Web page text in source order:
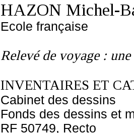
HAZON Michel-
Ecole française
Relevé de voyage :
INVENTAIRES ET
Cabinet des dessins
Fonds des dessins et
RF 50749, Recto